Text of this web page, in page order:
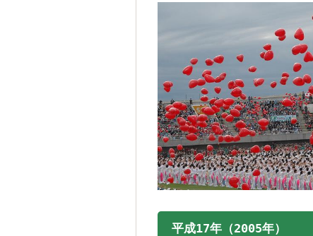
平成17年（2005年）